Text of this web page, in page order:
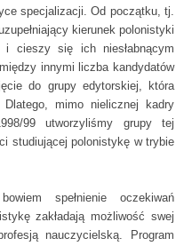
specjalizacji. Od początku, tj.
kierunek polonistyki
i cieszy się ich niesłabnącym
innymi liczba kandydatów
do grupy edytorskiej, która
mimo nielicznej kadry
99 utworzyliśmy grupy tej
studiującej polonistykę w trybie
spełnienie oczekiwań
zakładają możliwość swej
nauczycielską. Program